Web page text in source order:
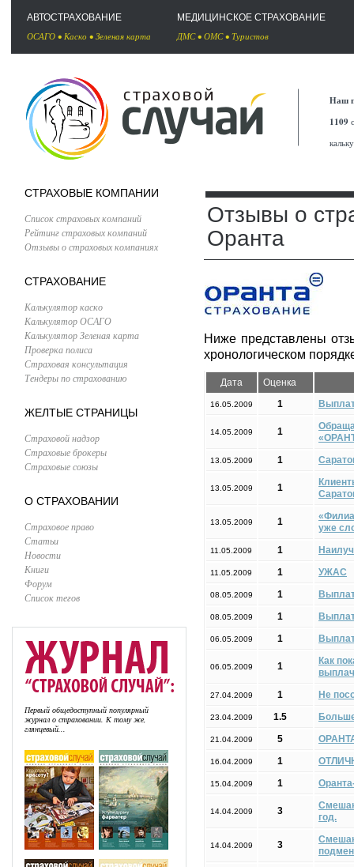
АВТОСТРАХОВАНИЕ
ОСАГО • Каско • Зеленая карта
МЕДИЦИНСКОЕ СТРАХОВАНИЕ
ДМС• ОМС• Туристов
Наш
1109
СТРАХОВЫЕ КОМПАНИИ
Список страховых компаний
Рейтинг страховых компаний
Отзывы о страховых компаниях
СТРАХОВАНИЕ
Калькулятор каско
Калькулятор ОСАГО
Калькулятор Зеленая карта
Проверка полиса
Страховая консультация
Тендеры по страхованию
ЖЕЛТЫЕ СТРАНИЦЫ
Страховой надзор
Страховые брокеры
Страховые союзы
О СТРАХОВАНИИ
Страховое право
Статьи
Новости
Книги
Форум
Список тегов
Первый общедоступный популярный
журнал о страховании. К тому же,
глянцевый...
Отзывы о
Оранта
Ниже представлены
хронологическом
Дата Оценка
16.05.2009 1
14.05.2009 1
13.05.2009 1
13.05.2009 1
13.05.2009 1
уже
11.05.2009 1
11.05.2009 1 УЖАС
08.05.2009 1
08.05.2009 1
06.05.2009 1
06.05.2009 1
Как
27.04.2009 1 Не
23.04.2009 1.5
21.04.2009 5
16.04.2009 1
15.04.2009 1
14.04.2009 3
год.
14.04.2009 3